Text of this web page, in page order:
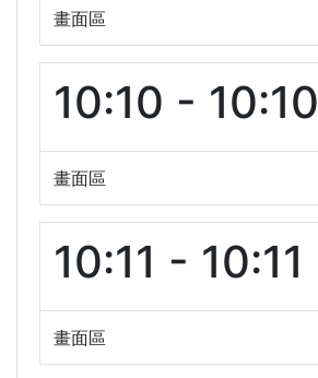
畫面區
10:10 - 10:10
畫面區
10:11 - 10:11
畫面區